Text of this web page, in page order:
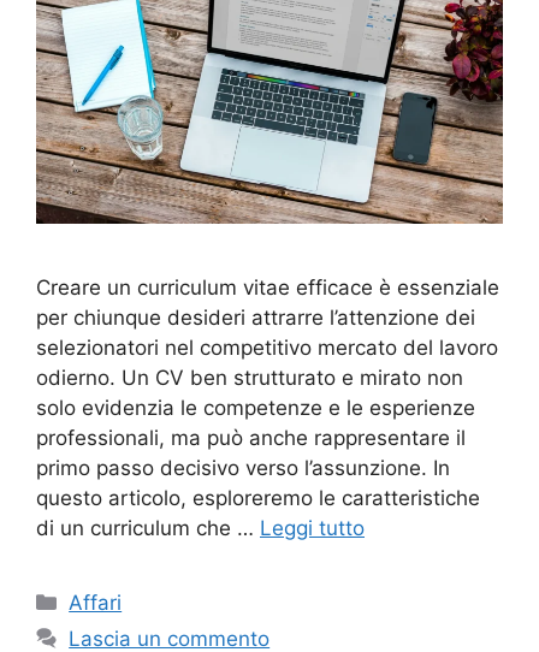
Creare un curriculum vitae efficace è essenziale
per chiunque desideri attrarre l’attenzione dei
selezionatori nel competitivo mercato del lavoro
odierno. Un CV ben strutturato e mirato non
solo evidenzia le competenze e le esperienze
professionali, ma può anche rappresentare il
primo passo decisivo verso l’assunzione. In
questo articolo, esploreremo le caratteristiche
di un curriculum che … Leggi tutto
Categorie
Affari
Lascia un commento